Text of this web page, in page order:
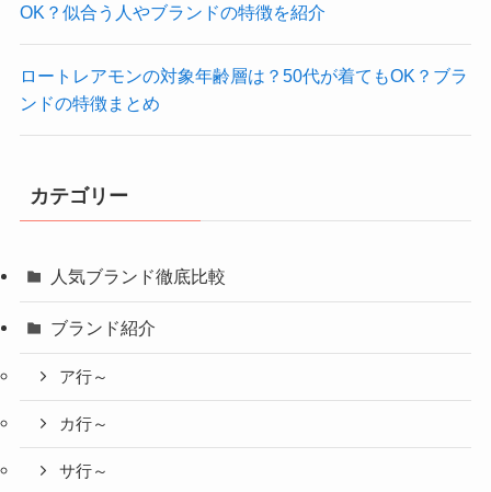
OK？似合う人やブランドの特徴を紹介
ロートレアモンの対象年齢層は？50代が着てもOK？ブラ
ンドの特徴まとめ
カテゴリー
人気ブランド徹底比較
ブランド紹介
ア行～
カ行～
サ行～